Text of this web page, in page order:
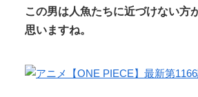
この男は人魚たちに近づけない方
思いますね。